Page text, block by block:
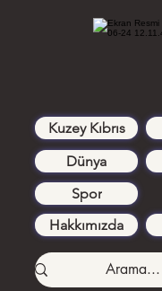
Kuzey Kıbrıs
Dünya
Spor
Hakkımızda